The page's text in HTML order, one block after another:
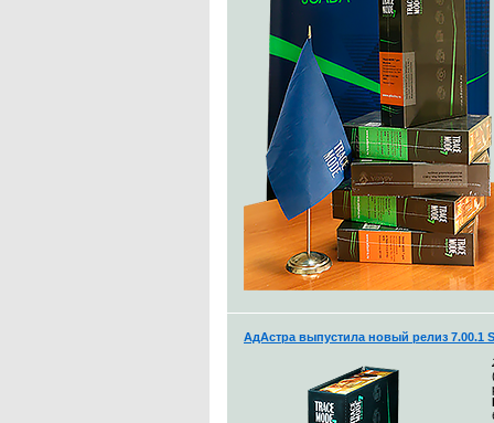
АдАстра выпустила новый релиз 7.00.1